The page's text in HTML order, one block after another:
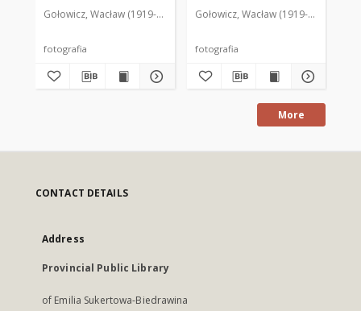
Gołowicz, Wacław (1919-1983). Fot.
fotografia
Gołowicz, Wacław (1919-1983). Fot.
fotografia
More
CONTACT DETAILS
Address
Provincial Public Library
of Emilia Sukertowa-Biedrawina